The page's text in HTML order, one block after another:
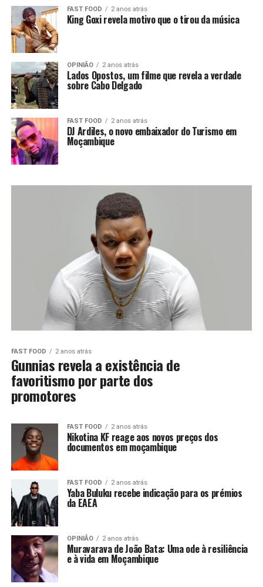
FAST FOOD 2 anos atrás
King Goxi revela motivo que o tirou da música
OPINIÃO 2 anos atrás
Lados Opostos, um filme que revela a verdade
sobre Cabo Delgado
FAST FOOD 2 anos atrás
DJ Ardiles, o novo embaixador do Turismo em
Moçambique
FAST FOOD 2 anos atrás
Gunnias revela a existência de
favoritismo por parte dos
promotores
FAST FOOD 2 anos atrás
Nikotina KF reage aos novos preços dos
documentos em moçambique
FAST FOOD 2 anos atrás
Yaba Buluku recebe indicação para os prémios
da EAEA
OPINIÃO 2 anos atrás
Muravarava de João Bata: Uma ode à resiliência
e à vida em Moçambique